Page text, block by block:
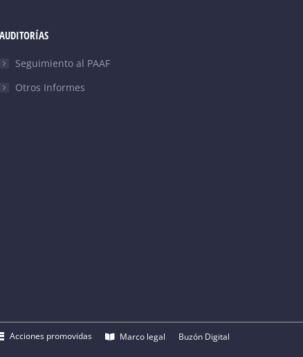
AUDITORÍAS
Seguimiento al PAAF
Otros Informes
Acciones promovidas Marco legal
Buzón Digital